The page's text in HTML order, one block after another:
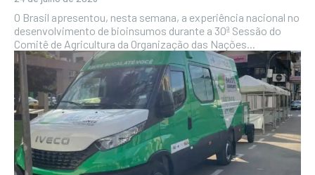
O Brasil apresentou, nesta semana, a experiência nacional no
desenvolvimento de bioinsumos durante a 30ª Sessão do
Comitê de Agricultura da Organização das Nações...